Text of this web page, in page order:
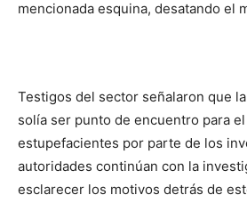
mencionada esquina, desatando el
Testigos del sector señalaron que
solía ser punto de encuentro para
estupefacientes por parte de los
autoridades continúan con la
esclarecer los motivos detrás de